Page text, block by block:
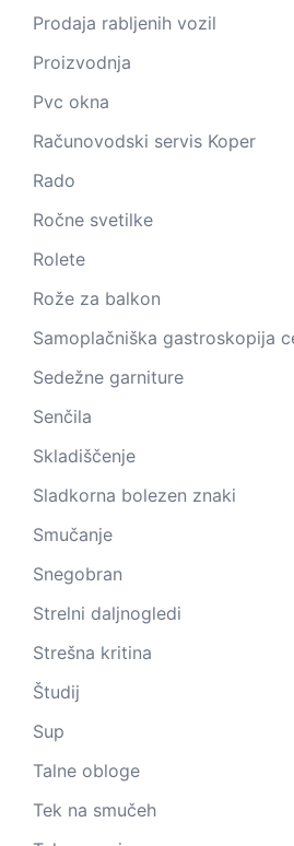
Prodaja rabljenih vozil
Proizvodnja
Pvc okna
Računovodski servis Koper
Rado
Ročne svetilke
Rolete
Rože za balkon
Samoplačniška gastroskopija
Sedežne garniture
Senčila
Skladiščenje
Sladkorna bolezen znaki
Smučanje
Snegobran
Strelni daljnogledi
Strešna kritina
Študij
Sup
Talne obloge
Tek na smučeh